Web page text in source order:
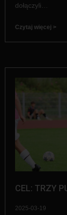
dołączyli…
Czytaj więcej >
CEL: TRZY
2025-03-19